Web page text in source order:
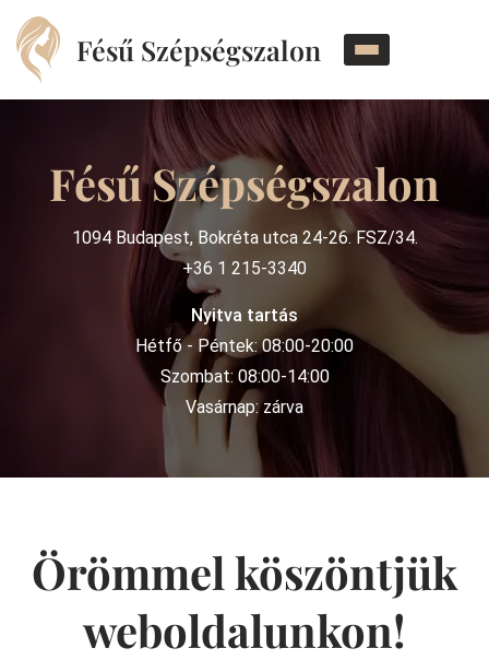
Fésű Szépségszalon
Fésű Szépségszalon
1094 Budapest, Bokréta utca 24-26. FSZ/34.
+36 1 215-3340
Nyitva tartás
Hétfő - Péntek: 08:00-20:00
Szombat: 08:00-14:00
Vasárnap: zárva
Örömmel köszöntjük
weboldalunkon!